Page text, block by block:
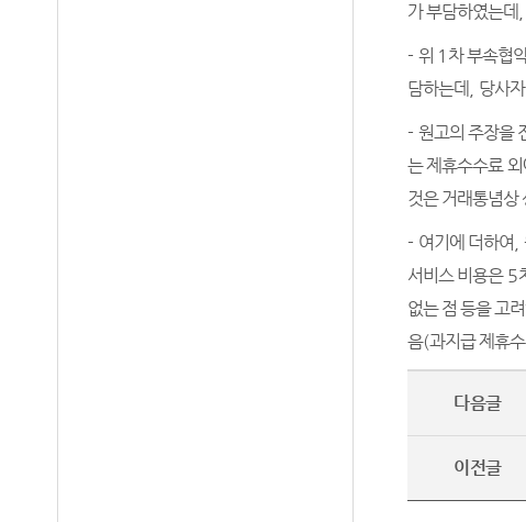
가 부담하였는데
- 위 1 차 부속협
담하는데
당사
- 원고의 주장을
는 제휴수수료
것은 거래통념상
- 여기에 더하여
서비스 비용은 5
없는 점 등을 고
음(과지급 제휴
다음글
이전글